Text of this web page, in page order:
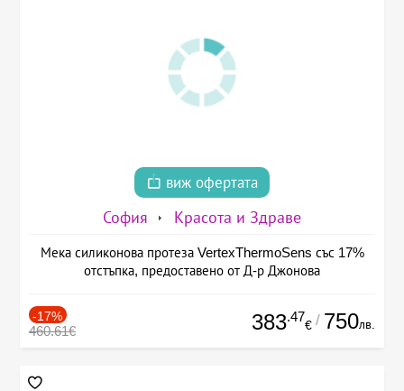
виж офертата
София Красота и Здраве
Мека силиконова протеза VertexThermoSens със 17%
отстъпка, предоставено от Д-р Джонова
-17%
460.61€ 383.47
€ / 750лв.